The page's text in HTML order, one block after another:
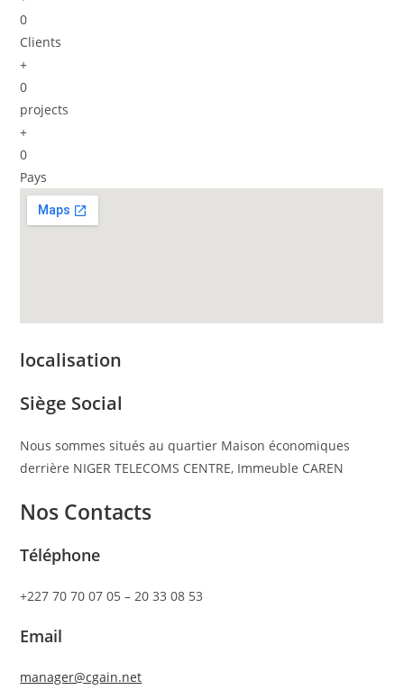
0
Clients
+
0
projects
+
0
Pays
localisation
Siège Social
Nous sommes situés au quartier Maison économiques
derrière NIGER TELECOMS CENTRE, Immeuble CAREN
Nos Contacts
Téléphone
+227 70 70 07 05 – 20 33 08 53
Email
manager@cgain.net